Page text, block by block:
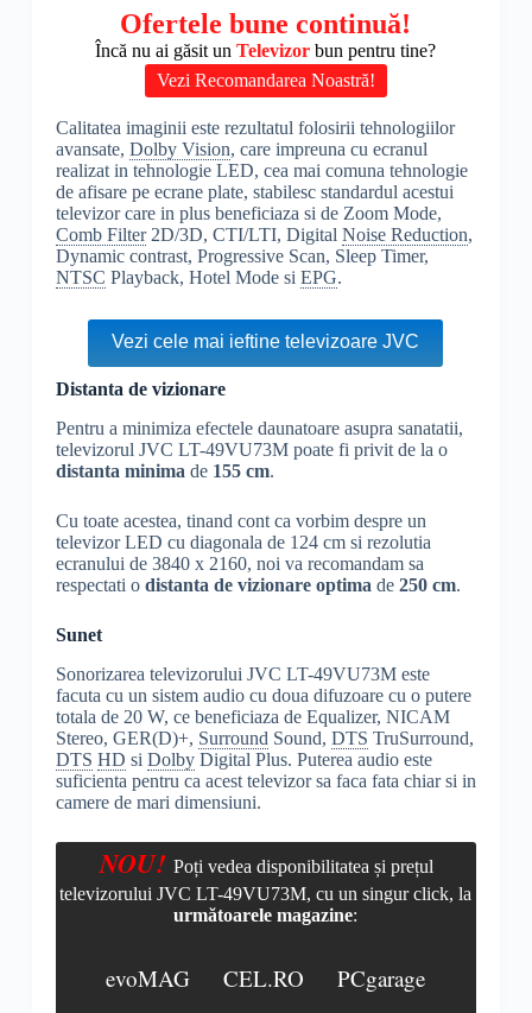
Ofertele bune continuă!
Încă nu ai găsit unTelevizorbun pentru tine?
Vezi Recomandarea Noastră!
Calitatea imaginii este rezultatul folosirii tehnologiilor
avansate, Dolby Vision, care impreuna cu ecranul
realizat in tehnologie LED, cea mai comuna tehnologie
de afisare pe ecrane plate, stabilesc standardul acestui
televizor care in plus beneficiaza si de Zoom Mode,
Comb Filter2D/3D, CTI/LTI, Digital Noise Reduction,
Dynamic contrast, Progressive Scan, Sleep Timer,
NTSC Playback, Hotel Mode si EPG.
Vezi cele mai ieftine televizoare JVC
Distanta de vizionare
Pentru a minimiza efectele daunatoare asupra sanatatii,
televizorul JVC LT-49VU73M poate fi privit de la o
distanta minima de 155 cm.
Cu toate acestea, tinand cont ca vorbim despre un
televizor LED cu diagonala de 124 cm si rezolutia
ecranului de 3840 x 2160, noi va recomandam sa
respectati o distanta de vizionare optima de 250 cm.
Sunet
Sonorizarea televizorului JVC LT-49VU73M este
facuta cu un sistem audio cu doua difuzoare cu o putere
totala de 20 W, ce beneficiaza de Equalizer, NICAM
Stereo, GER(D)+, Surround Sound, DTS TruSurround,
DTS HD si DolbyDigital Plus. Puterea audio este
suficienta pentru ca acest televizor sa faca fata chiar si in
camere de mari dimensiuni.
NOU! Poți vedea disponibilitatea și prețul
televizorului JVC LT-49VU73M, cu un singur click, la
următoarele magazine:
evoMAG CEL.RO PCgarage